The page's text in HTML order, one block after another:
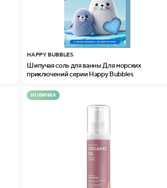
HAPPY BUBBLES
Шипучая соль для ванны Для морских
приключений серии Happy Bubbles
НОВИНКА